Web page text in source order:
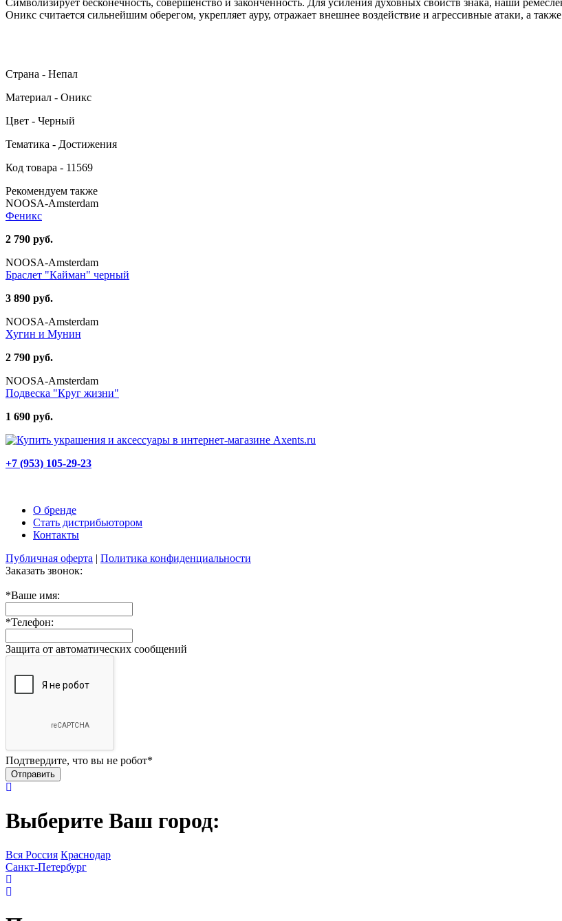
Оникс считается сильнейшим оберегом, укрепляет ауру, отражает внешнее воздействие и агрессивные атаки, а
Страна - Непал
Материал - Оникс
Цвет - Черный
Тематика - Достижения
Код товара - 11569
Рекомендуем также
NOOSA-Amsterdam
Феникс
2 790 руб.
NOOSA-Amsterdam
Браслет "Кайман" черный
3 890 руб.
NOOSA-Amsterdam
Хугин и Мунин
2 790 руб.
NOOSA-Amsterdam
Подвеска "Круг жизни"
1 690 руб.
+7 (953) 105-29-23
О бренде
Стать дистрибьютором
Контакты
Публичная оферта | Политика конфиденциальности
Заказать звонок:
*Ваше имя:
*Телефон:
Защита от автоматических сообщений
Подтвердите, что вы не робот*
Выберите Ваш город:
Вся Россия Краснодар
Санкт-Петербург